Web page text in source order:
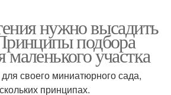
нужно высадить
подбора
маленького участка
своего миниатюрного сада,
принципах.